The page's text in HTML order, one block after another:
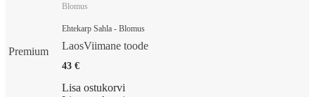
Premium
Blomus
Ehtekarp Sahla - Blomus
LaosViimane toode
43 €
Lisa ostukorvi